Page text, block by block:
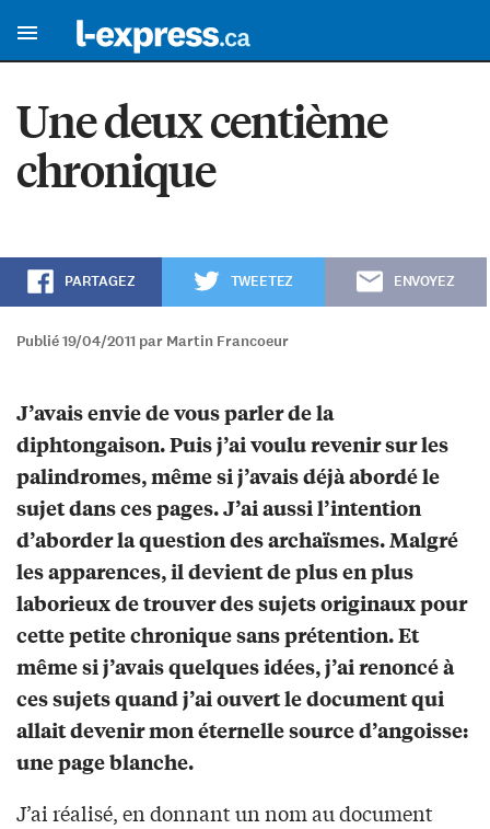
Une deux centième
chronique
PARTAGEZ TWEETEZ ENVOYEZ
Publié 19/04/2011 par Martin Francoeur
J’avais envie de vous parler de la
diphtongaison. Puis j’ai voulu revenir sur les
palindromes, même si j’avais déjà abordé le
sujet dans ces pages. J’ai aussi l’intention
d’aborder la question des archaïsmes. Malgré
les apparences, il devient de plus en plus
laborieux de trouver des sujets originaux pour
cette petite chronique sans prétention. Et
même si j’avais quelques idées, j’ai renoncé à
ces sujets quand j’ai ouvert le document qui
allait devenir mon éternelle source d’angoisse:
une page blanche.
J’ai réalisé, en donnant un nom au document